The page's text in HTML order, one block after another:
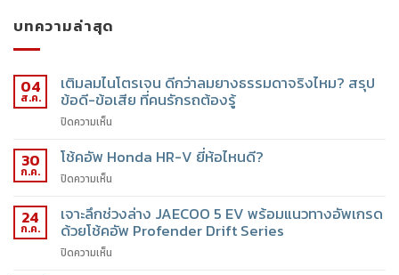
บทความล่าสุด
04
ส.ค.
เติมลมไนโตรเจน ดีกว่าลมยางธรรมดาจริงไหม? สรุป
ข้อดี-ข้อเสีย ที่คนรักรถต้องรู้
ปิดความเห็น
30
ก.ค.
โช้คอัพ Honda HR-V ยี่ห้อไหนดี?
ปิดความเห็น
24
ก.ค.
เจาะลึกช่วงล่าง JAECOO 5 EV พร้อมแนวทางอัพเกรด
ด้วยโช้คอัพ Profender Drift Series
ปิดความเห็น